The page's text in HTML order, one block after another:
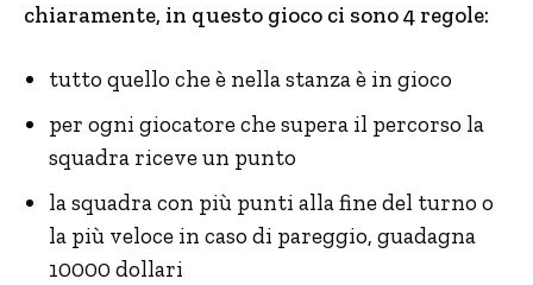
chiaramente, in questo gioco ci sono 4 regole:
tutto quello che è nella stanza è in gioco
per ogni giocatore che supera il percorso la
squadra riceve un punto
la squadra con più punti alla fine del turno o
la più veloce in caso di pareggio, guadagna
10000 dollari